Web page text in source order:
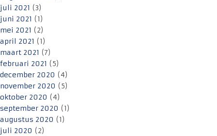
juli 2021 (3)
juni 2021 (1)
mei 2021 (2)
april 2021 (1)
maart 2021 (7)
februari 2021 (5)
december 2020 (4)
november 2020 (5)
oktober 2020 (4)
september 2020 (1)
augustus 2020 (1)
juli 2020 (2)